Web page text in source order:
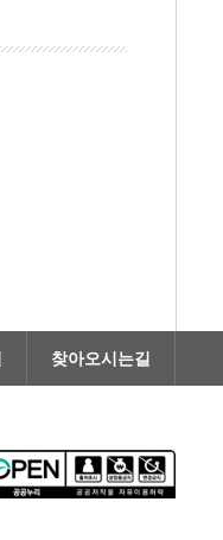
찾아오시는길